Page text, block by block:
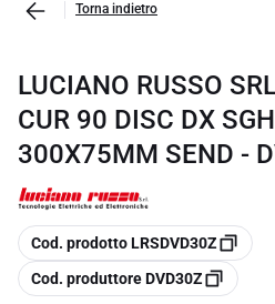
Torna indietro
LUCIANO RUSSO
CUR 90 DISC DX
300X75MM SEND -
copia
Cod. prodotto LRSDVD30Z
copia
Cod. produttore DVD30Z